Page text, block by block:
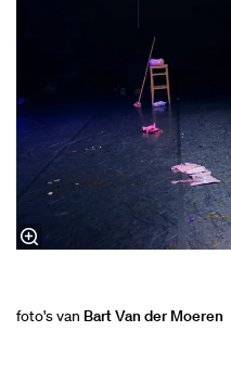
foto's van Bart Van der Moeren